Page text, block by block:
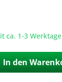
ca. 1-3 Werktage
In den